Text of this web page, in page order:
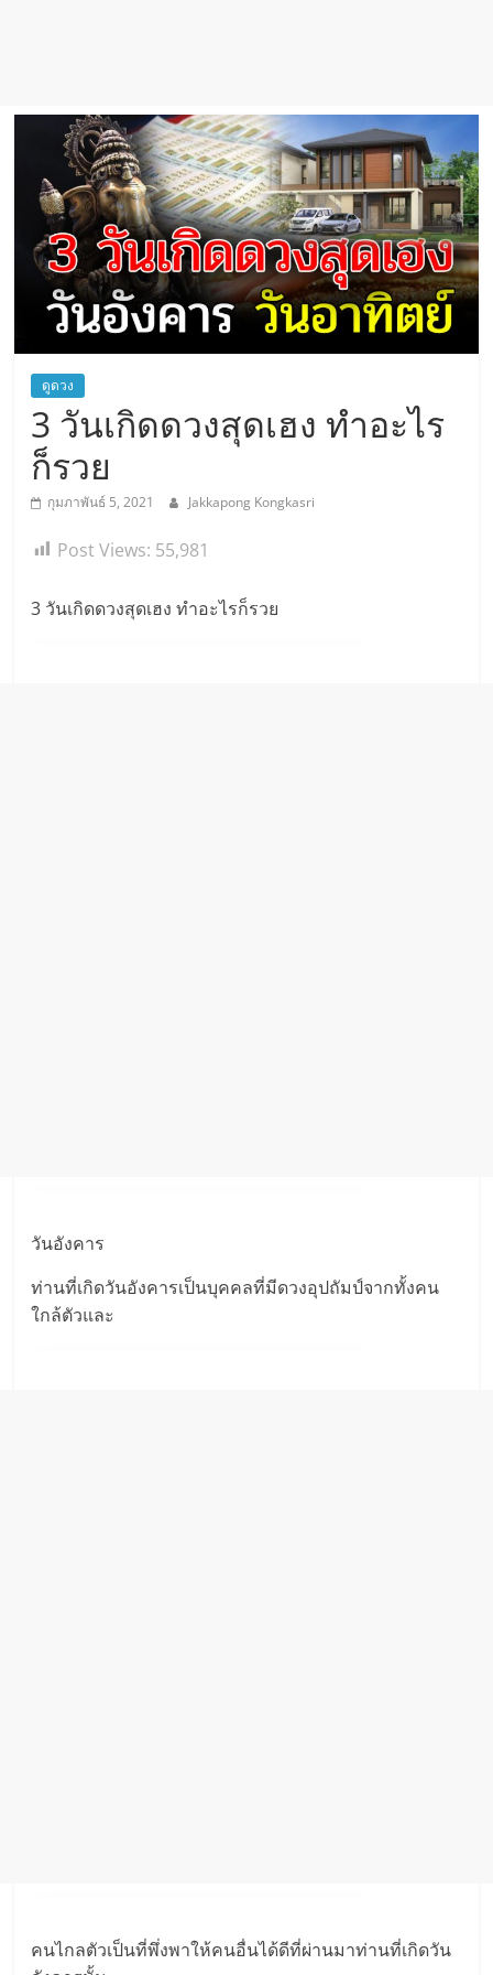
ดูดวง
3 วันเกิดดวงสุดเฮง ทำอะไร
ก็รวย
กุมภาพันธ์ 5, 2021 Jakkapong Kongkasri
Post Views: 55,981
3 วันเกิดดวงสุดเฮง ทำอะไรก็รวย
วันอังคาร
ท่านที่เกิดวันอังคารเป็นบุคคลที่มีดวงอุปถัมป์จากทั้งคน
ใกล้ตัวและ
คนไกลตัวเป็นที่พึ่งพาให้คนอื่นได้ดีที่ผ่านมาท่านที่เกิดวัน